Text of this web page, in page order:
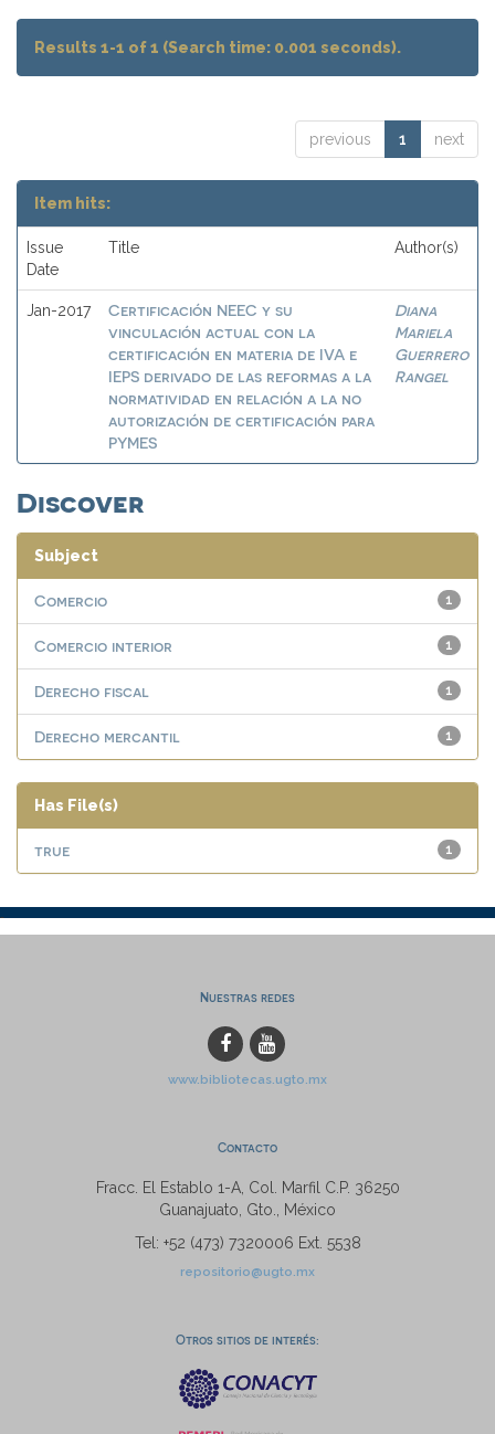
Results 1-1 of 1 (Search time: 0.001 seconds).
previous 1 next
Item hits:
Issue
Date
Title Author(s)
Jan-2017
Certificación NEEC y su
vinculación actual con la
certificación en materia de IVA e
IEPS derivado de las reformas a la
normatividad en relación a la no
autorización de certificación para
PYMES
Diana
Mariela
Guerrero
Rangel
Discover
Subject
1
Comercio
1
Comercio interior
1
Derecho fiscal
1
Derecho mercantil
Has File(s)
1
true
Nuestras redes
www.bibliotecas.ugto.mx
Contacto
Fracc. El Establo 1-A, Col. Marfil C.P. 36250
Guanajuato, Gto., México
Tel: +52 (473) 7320006 Ext. 5538
repositorio@ugto.mx
Otros sitios de interés: